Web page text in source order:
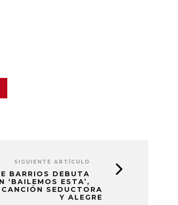
SIGUIENTE ARTÍCULO
BARRIOS DEBUTA
‘BAILEMOS ESTA’,
SEDUCTORA
Y ALEGRE